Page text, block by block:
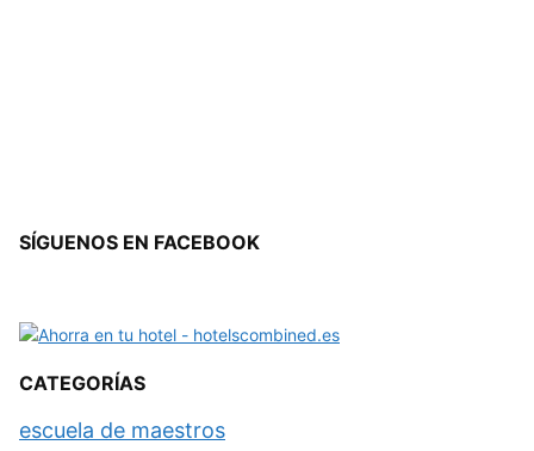
SÍGUENOS EN FACEBOOK
CATEGORÍAS
escuela de maestros